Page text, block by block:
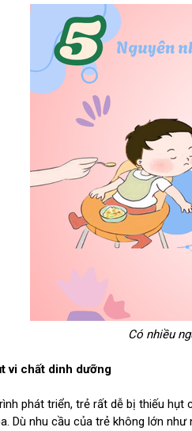
Có nhiều
vi chất dinh dưỡng
phát triển, trẻ rất dễ bị thiếu
Dù nhu cầu của trẻ không lớn